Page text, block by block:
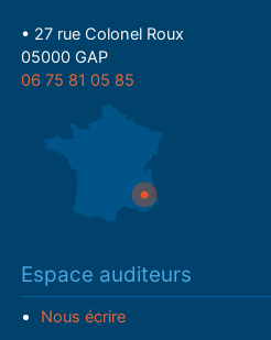
• 27 rue Colonel Roux
05000 GAP
06 75 81 05 85
Espace auditeurs
Nous écrire